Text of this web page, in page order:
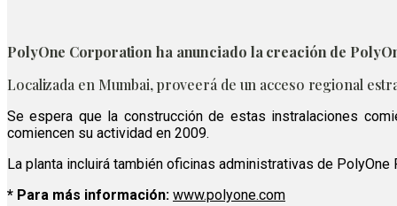
PolyOne Corporation ha anunciado la creación de
Localizada en Mumbai, proveerá de un acceso regional
Se espera que la construcción de estas instralaciones
comiencen su actividad en 2009.
La planta incluirá también oficinas administrativas de
* Para más información: www.polyone.com